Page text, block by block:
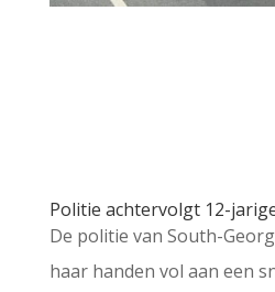
Politie achtervolgt 12-
De politie van South-
haar handen vol aan een